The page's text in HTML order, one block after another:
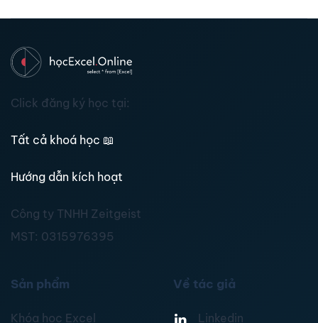
Click đăng ký học tại:
Tất cả khoá học 📖
Hướng dẫn kích hoạt
Công ty TNHH Zeitgeist
MST: 0315976395
Sản phẩm
Khóa học Excel
Về tác giả
Linkedin